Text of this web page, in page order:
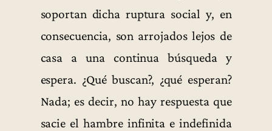
soportan dicha ruptura social y, en
consecuencia, son arrojados lejos de
casa a una continua búsqueda y
espera. ¿Qué buscan?, ¿qué esperan?
Nada; es decir, no hay respuesta que
sacie el hambre infinita e indefinida